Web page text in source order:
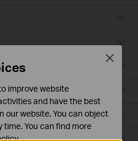
improve website
and have the best
our website. You can object
You can find more
.
Close